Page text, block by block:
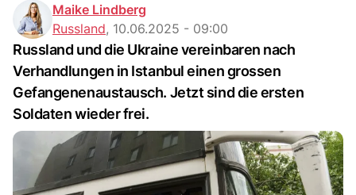
Maike Lindberg
Russland, 10.06.2025 - 09:00
Russland und die Ukraine vereinbaren nach
Verhandlungen in Istanbul einen grossen
Gefangenenaustausch. Jetzt sind die ersten
Soldaten wieder frei.